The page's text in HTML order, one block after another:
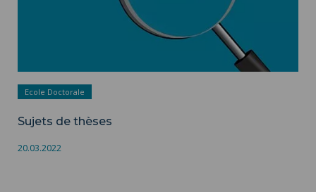
Ecole Doctorale
Sujets de thèses
20.03.2022